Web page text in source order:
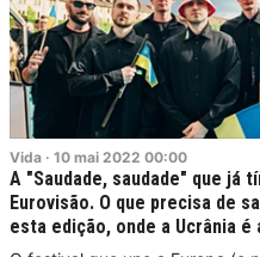
Vida · 10 mai 2022 00:00
A "Saudade, saudade" que já
Eurovisão. O que precisa de
esta edição, onde a Ucrânia é